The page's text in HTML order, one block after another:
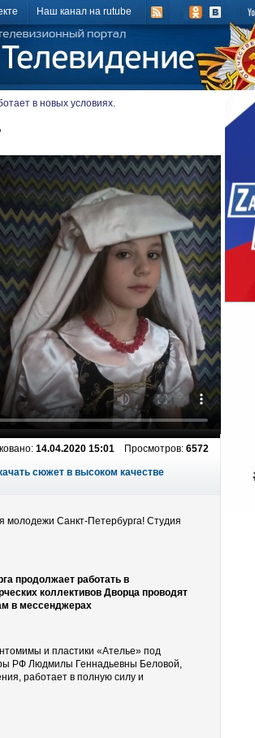
Наш канал на rutube
в новых условиях.
14.04.2020 15:01 Просмотров: 6572
сюжет в высоком качестве
Санкт-Петербурга! Студия
продолжает работать в
коллективов Дворца проводят
в мессенджерах
и пластики «Ателье» под
РФ Людмилы Геннадьевны Беловой,
работает в полную силу и